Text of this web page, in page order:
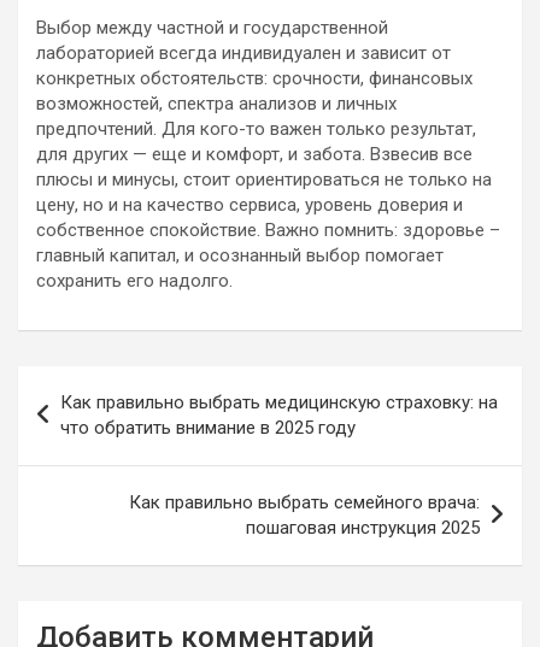
Выбор между частной и государственной
лабораторией всегда индивидуален и зависит от
конкретных обстоятельств: срочности, финансовых
возможностей, спектра анализов и личных
предпочтений. Для кого-то важен только результат,
для других — еще и комфорт, и забота. Взвесив все
плюсы и минусы, стоит ориентироваться не только на
цену, но и на качество сервиса, уровень доверия и
собственное спокойствие. Важно помнить: здоровье –
главный капитал, и осознанный выбор помогает
сохранить его надолго.
по
записям
Как правильно выбрать медицинскую страховку: на
что обратить внимание в 2025 году
Как правильно выбрать семейного врача:
пошаговая инструкция 2025
Добавить комментарий